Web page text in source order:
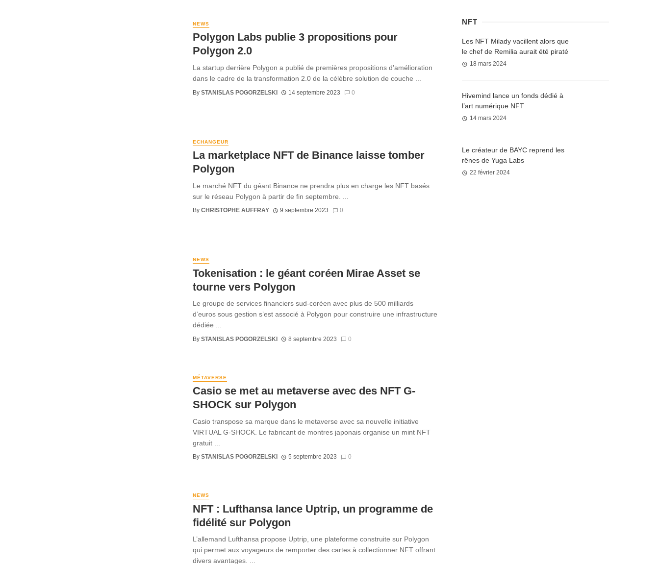
NEWS
Polygon Labs publie 3 propositions pour
Polygon 2.0
La startup derrière Polygon a publié de premières propositions d’amélioration
dans le cadre de la transformation 2.0 de la célèbre solution de couche ...
By STANISLAS POGORZELSKI 14 septembre 2023 0
ECHANGEUR
La marketplace NFT de Binance laisse tomber
Polygon
Le marché NFT du géant Binance ne prendra plus en charge les NFT basés
sur le réseau Polygon à partir de fin septembre. ...
By CHRISTOPHE AUFFRAY 9 septembre 2023 0
NEWS
Tokenisation : le géant coréen Mirae Asset se
tourne vers Polygon
Le groupe de services financiers sud-coréen avec plus de 500 milliards
d’euros sous gestion s’est associé à Polygon pour construire une infrastructure
dédiée ...
By STANISLAS POGORZELSKI 8 septembre 2023 0
MÉTAVERSE
Casio se met au metaverse avec des NFT G-
SHOCK sur Polygon
Casio transpose sa marque dans le metaverse avec sa nouvelle initiative
VIRTUAL G-SHOCK. Le fabricant de montres japonais organise un mint NFT
gratuit ...
By STANISLAS POGORZELSKI 5 septembre 2023 0
NEWS
NFT : Lufthansa lance Uptrip, un programme de
fidélité sur Polygon
L’allemand Lufthansa propose Uptrip, une plateforme construite sur Polygon
qui permet aux voyageurs de remporter des cartes à collectionner NFT offrant
divers avantages. ...
NFT
Les NFT Milady vacillent alors que
le chef de Remilia aurait été piraté
18 mars 2024
Hivemind lance un fonds dédié à
l’art numérique NFT
14 mars 2024
Le créateur de BAYC reprend les
rênes de Yuga Labs
22 février 2024